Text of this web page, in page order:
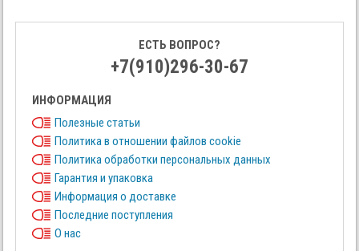
ЕСТЬ ВОПРОС?
+7(910)296-30-67
ИНФОРМАЦИЯ
Полезные статьи
Политика в отношении файлов cookie
Политика обработки персональных данных
Гарантия и упаковка
Информация о доставке
Последние поступления
О нас